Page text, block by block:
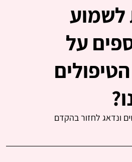
לשמוע
על
ונדאג לחזור בהקדם